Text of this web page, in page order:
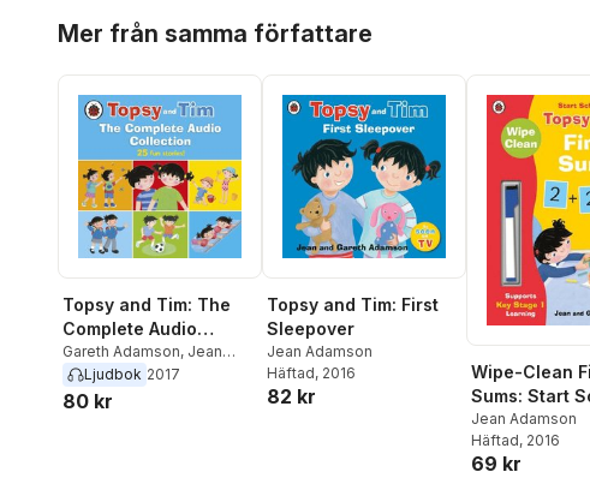
Mer från samma författare
Topsy and Tim: The
Complete Audio
Collection
Gareth Adamson, Jean
Adamson
Ljudbok 2017
80 kr
Topsy and Tim: First
Sleepover
Jean Adamson
Häftad, 2016
82 kr
Wipe-Clean
Sums: Start
with Topsy
Jean Adamson
Häftad, 2016
69 kr